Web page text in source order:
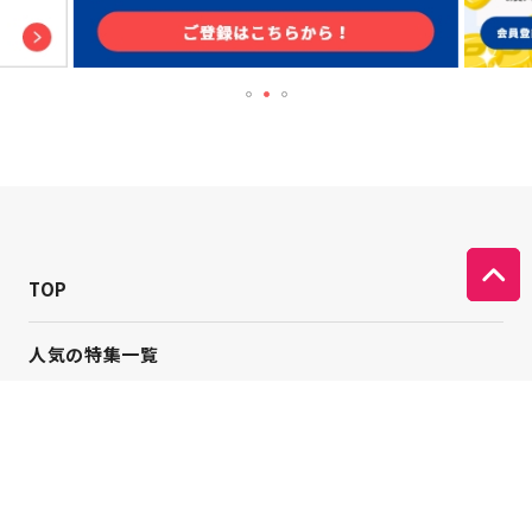
TOP
人気の特集一覧